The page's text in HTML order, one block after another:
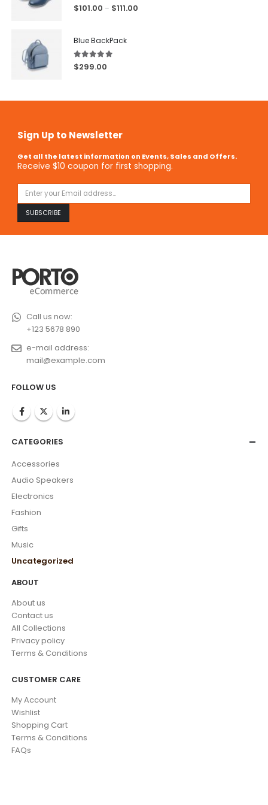
5.00 out of 5
$101.00 – $111.00
Blue BackPack
5.00out of 5
$299.00
Sign Up to Newsletter
Get all the latest information on Events, Sales and Offers.
Receive $10 coupon for first shopping.
Call us now:
+123 5678 890
e-mail address:
mail@example.com
FOLLOW US
CATEGORIES
Accessories
Audio Speakers
Electronics
Fashion
Gifts
Music
Uncategorized
ABOUT
About us
Contact us
All Collections
Privacy policy
Terms & Conditions
CUSTOMER CARE
My Account
Wishlist
Shopping Cart
Terms & Conditions
FAQs